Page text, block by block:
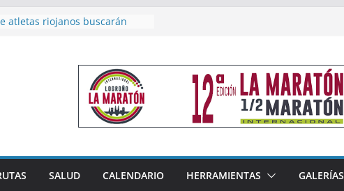
atletas riojanos buscarán
bronce en 4×400 y tres puestos
cierran la participación
en en Nacional de Málaga
femenino del Tritones
alcanza el podio nacional de
en Calahorra
absoluto en Disco
acoge este fin de semana
SALUD CALENDARIO HERRAMIENTAS GALERÍAS